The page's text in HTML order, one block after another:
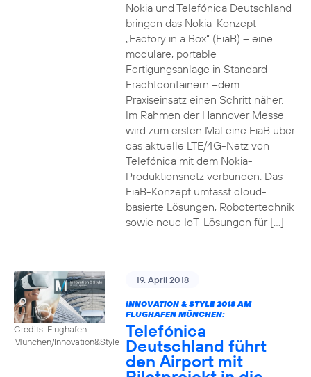
Nokia und Telefónica Deutschland
bringen das Nokia-Konzept
„Factory in a Box“ (FiaB) – eine
modulare, portable
Fertigungsanlage in Standard-
Frachtcontainern –dem
Praxiseinsatz einen Schritt näher.
Im Rahmen der Hannover Messe
wird zum ersten Mal eine FiaB über
das aktuelle LTE/4G-Netz von
Telefónica mit dem Nokia-
Produktionsnetz verbunden. Das
FiaB-Konzept umfasst cloud-
basierte Lösungen, Robotertechnik
sowie neue IoT-Lösungen für […]
Credits: Flughafen
München/Innovation&Style
19. April 2018
INNOVATION & STYLE 2018 AM
FLUGHAFEN MÜNCHEN:
Telefónica
Deutschland führt
den Airport mit